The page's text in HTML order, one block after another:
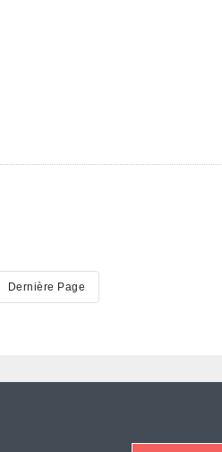
Dernière
Dernière Page